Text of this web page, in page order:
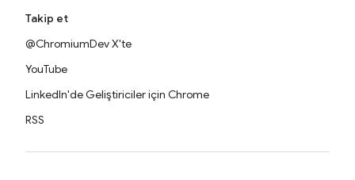
Takip et
@ChromiumDev X'te
YouTube
LinkedIn'de Geliştiriciler için Chrome
RSS